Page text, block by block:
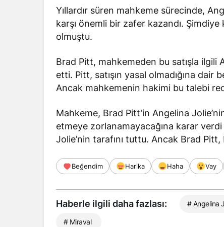
Yıllardır süren mahkeme sürecinde,
karşı önemli bir zafer kazandı.
olmuştu.
Brad Pitt, mahkemeden bu satışla ilgili
etti. Pitt, satışın yasal olmadığına dair
Ancak mahkemenin hakimi bu talebi
Mahkeme, Brad Pitt’in Angelina
etmeye zorlanamayacağına karar
Jolie’nin tarafını tuttu. Ancak Brad
Beğendim Harika Haha Vay
Haberle ilgili daha fazlası: # Angelina
# Miraval